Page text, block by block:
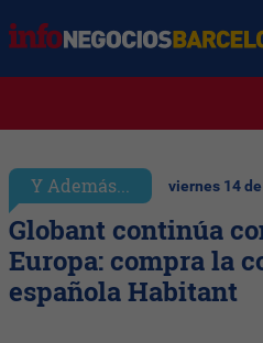
Y Además... viernes 14
Globant continúa
Europa: compra la
española Habitant